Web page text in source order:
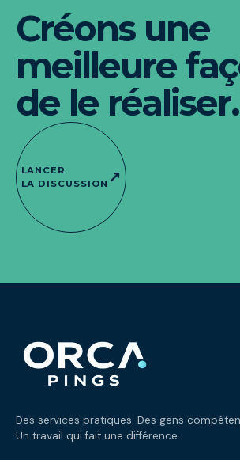
Créons une
meilleure
de le réaliser.
LANCER
LA DISCUSSION ↗
Des services pratiques. Des gens
Un travail qui fait une différence.